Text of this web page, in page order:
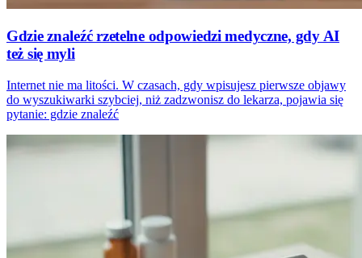
Gdzie znaleźć rzetelne odpowiedzi medyczne, gdy AI
też się myli
Internet nie ma litości. W czasach, gdy wpisujesz pierwsze objawy
do wyszukiwarki szybciej, niż zadzwonisz do lekarza, pojawia się
pytanie: gdzie znaleźć